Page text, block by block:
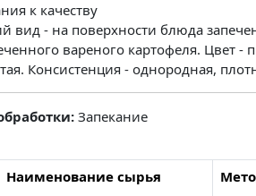
к качеству
вид - на поверхности блюда
вареного картофеля. Цвет
Консистенция - однородная,
Запекание
Наименование сырья